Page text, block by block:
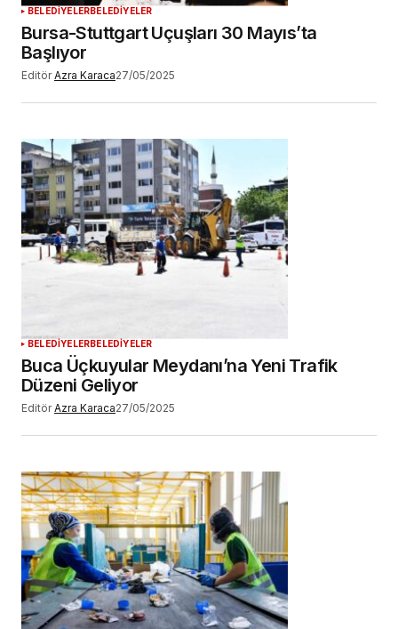
BELEDİYELERBELEDİYELER
Bursa-Stuttgart Uçuşları 30 Mayıs’ta
Başlıyor
Editör Azra Karaca27/05/2025
BELEDİYELERBELEDİYELER
Buca Üçkuyular Meydanı’na Yeni Trafik
Düzeni Geliyor
Editör Azra Karaca27/05/2025